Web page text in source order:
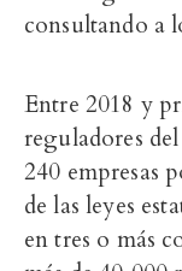
consultando a
Entre 2018 y
reguladores
240 empresas
de las leyes
en tres o más